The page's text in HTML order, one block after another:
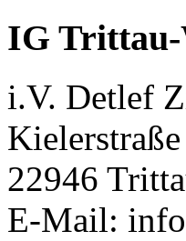
IG
i.V. Detlef
22946
E-Mail: